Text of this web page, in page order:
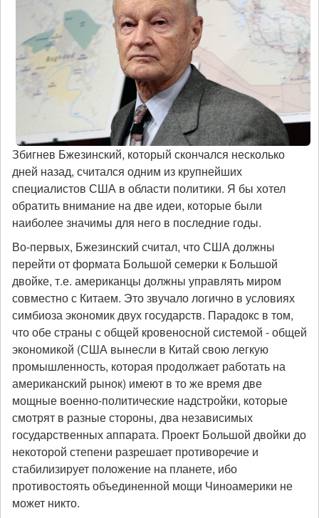
Збигнев Бжезинский, который скончался несколько
дней назад, считался одним из крупнейших
специалистов США в области политики. Я бы хотел
обратить внимание на две идеи, которые были
наиболее значимы для него в последние годы.
Во-первых, Бжезинский считал, что США должны
перейти от формата Большой семерки к Большой
двойке, т.е. американцы должны управлять миром
совместно с Китаем. Это звучало логично в условиях
симбиоза экономик двух государств. Парадокс в том,
что обе страны с общей кровеносной системой - общей
экономикой (США вынесли в Китай свою легкую
промышленность, которая продолжает работать на
американский рынок) имеют в то же время две
мощные военно-политические надстройки, которые
смотрят в разные стороны, два независимых
государственных аппарата. Проект Большой двойки до
некоторой степени разрешает противоречие и
стабилизирует положение на планете, ибо
противостоять объединенной мощи Чиноамерики не
может никто.